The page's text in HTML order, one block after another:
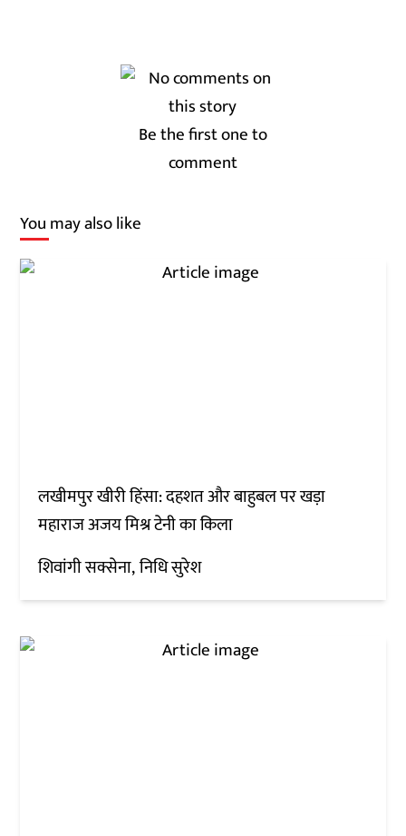
Be the first one to
comment
You may also like
लखीमपुर खीरी हिंसा: दहशत और बाहुबल पर खड़ा
महाराज अजय मिश्र टेनी का किला
शिवांगी सक्सेना निधि सुरेश